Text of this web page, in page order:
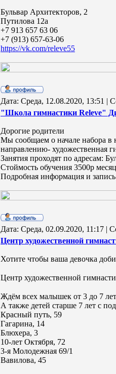
Бульвар Архитекторов, 2
Путилова 12а
+7 913 657 63 06
+7 (913) 657-63-06
https://vk.com/releve55
Дата: Среда, 12.08.2020, 13:51 |
"Школа гимнастики Releve"
Дорогие родители
Мы сообщаем о начале набора
направлению- художественная
Занятия проходят по адресам:
Стоймость обучения 3500р месяц
Подробная информация и
Дата: Среда, 02.09.2020, 11:17 |
Центр художественной
Хотите чтобы ваша девочка
Центр художественной
Ждём всех малышек от 3 до 7
А также детей старше 7 лет с
Красный путь, 59
Гагарина, 14
Блюхера, 3
10-лет Октября, 72
3-я Молодежная 69/1
Вавилова, 45